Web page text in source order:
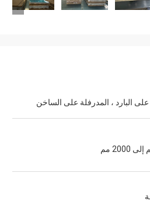
في تعاوننا على مدى السنوات العشر الماضية ،
على البارد ، المدرفلة على الساخن